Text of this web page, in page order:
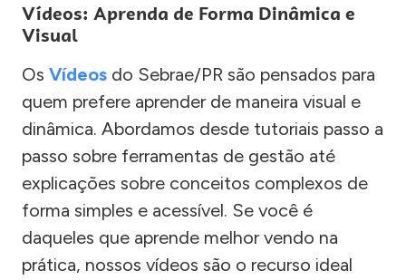
Vídeos: Aprenda de Forma Dinâmica e
Visual
Os Vídeos do Sebrae/PR são pensados para
quem prefere aprender de maneira visual e
dinâmica. Abordamos desde tutoriais passo a
passo sobre ferramentas de gestão até
explicações sobre conceitos complexos de
forma simples e acessível. Se você é
daqueles que aprende melhor vendo na
prática, nossos vídeos são o recurso ideal